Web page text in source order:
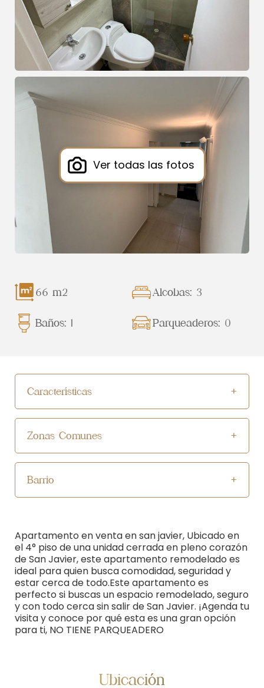
Ver todas las fotos
66 m2 Alcobas: 3
Baños: 1 Parqueaderos: 0
Características
Zonas Comunes
Barrio
Apartamento en venta en san javier, Ubicado en
el 4° piso de una unidad cerrada en pleno corazón
de San Javier, este apartamento remodelado es
ideal para quien busca comodidad, seguridad y
estar cerca de todo.Este apartamento es
perfecto si buscas un espacio remodelado, seguro
y con todo cerca sin salir de San Javier. ¡Agenda tu
visita y conoce por qué esta es una gran opción
para ti, NO TIENE PARQUEADERO
Ubicación